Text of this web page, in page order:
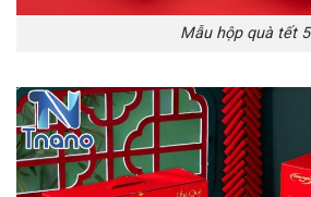
Mẫu hộp quà tết 5